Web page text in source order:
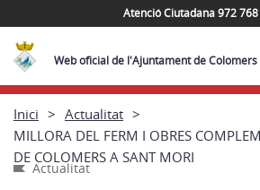
Atenció Ciutadana 972
Web oficial de l'Ajuntament de Colomers
Inici
Actualitat
MILLORA DEL FERM I OBRES
DE COLOMERS A SANT MORI
Actualitat